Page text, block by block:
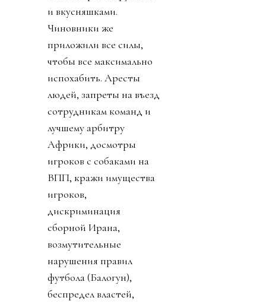
и вкусняшками.
Чиновники же
приложили все силы,
чтобы все максимально
испохабить. Аресты
людей, запреты на въезд
сотрудникам команд и
лучшему арбитру
Африки, досмотры
игроков с собаками на
ВПП, кражи имущества
игроков,
дискриминация
сборной Ирана,
возмутительные
нарушения правил
футбола (Балогун),
беспредел властей,